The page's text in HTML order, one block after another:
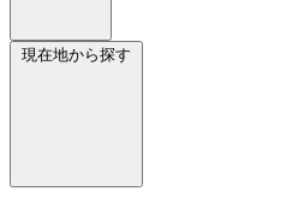
現在地から探す